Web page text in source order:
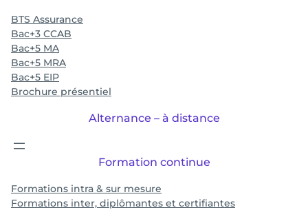
BTS Assurance
Bac+3 CCAB
Bac+5 MA
Bac+5 MRA
Bac+5 EIP
Brochure présentiel
Alternance – à distance
Formation continue
Formations intra & sur mesure
Formations inter, diplômantes et certifiantes